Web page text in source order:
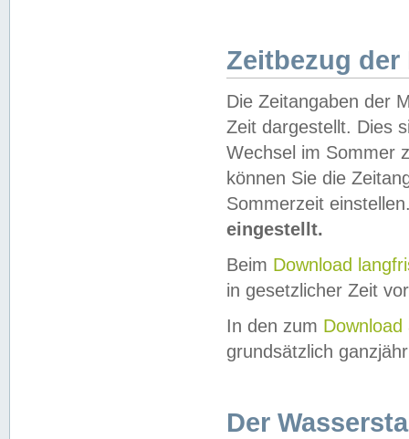
Zeitbezug der
Die Zeitangaben der
Zeit dargestellt. Dies
Wechsel im Sommer
können Sie die
Sommerzeit
eingestellt.
Beim Download
in gesetzlicher Zeit
In den zum Download
grundsätzlich
Der